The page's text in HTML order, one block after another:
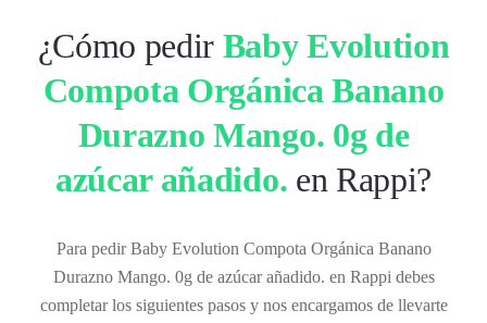
¿Cómo pedir Baby Evolution
Compota Orgánica Banano
Durazno Mango. 0g de
azúcar añadido. en Rappi?
Para pedir Baby Evolution Compota Orgánica Banano
Durazno Mango. 0g de azúcar añadido. en Rappi debes
completar los siguientes pasos y nos encargamos de llevarte